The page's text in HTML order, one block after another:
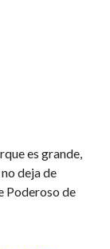
es grande,
deja de
Poderoso de